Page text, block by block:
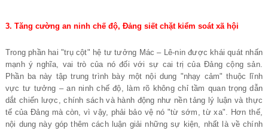
3. Tăng cường an ninh chế độ, Đảng siết chặt kiểm soát xã hội
Trong phần hai "trụ cột" hệ tư tưởng Mác – Lê-nin được khái quát nhấn
mạnh ý nghĩa, vai trò của nó đối với sự cai trị của Đảng cộng sản.
Phần ba này tập trung trình bày một nội dung "nhạy cảm" thuộc lĩnh
vực tư tưởng – an ninh chế độ, làm rõ không chỉ tầm quan trọng dẫn
dắt chiến lược, chính sách và hành động như nền tảng lý luận và thực
tế của Đảng mà còn, vì vậy, phải bảo vệ nó "từ sớm, từ xa". Hơn thế,
nội dung này góp thêm cách luận giải những sự kiện, nhất là về chính